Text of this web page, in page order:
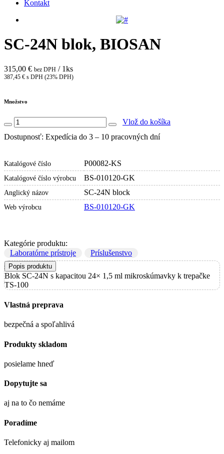
Kontakt
SC-24N blok, BIOSAN
315,00 € bez DPH / 1ks
387,45 € s DPH (23% DPH)
Množstvo
Vlož do košíka
Dostupnosť: Expedícia do 3 – 10 pracovných dní
Katalógové číslo P00082-KS
Katalógové číslo výrobcu BS-010120-GK
Anglický názov SC-24N block
Web výrobcu BS-010120-GK
Kategórie produktu:
Laboratórne prístroje
Príslušenstvo
Popis produktu
Blok SC-24N s kapacitou 24× 1,5 ml mikroskúmavky k trepačke
TS-100
Vlastná preprava
bezpečná a spoľahlivá
Produkty skladom
posielame hneď
Dopytujte sa
aj na to čo nemáme
Poradíme
Telefonicky aj mailom